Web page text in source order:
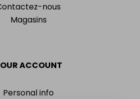
nous
Magasins
ACCOUNT
Personal info